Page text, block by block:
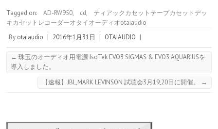
Tagged on: AD-RW950, cd,
ティアックカセットテープカセットデッ
キカセットレコーダーオタイオーディオotaiaudio
By otaiaudio | 2016年1月31日 | OTAIAUDIO |
← 珠玉のオーディオ用電源 IsoTek EVO3 SIGMAS & EVO3 AQUARIUSを
導入しました。
【速報】JBL,MARK LEVINSON 試聴会3月19,20日に開催。
→